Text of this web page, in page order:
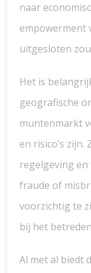
naar
empowerment
uitgesloten
Het is
geografische
muntenmarkt
en risico’s
regelgeving
fraude of
voorzichtig te
bij het
Al met al biedt